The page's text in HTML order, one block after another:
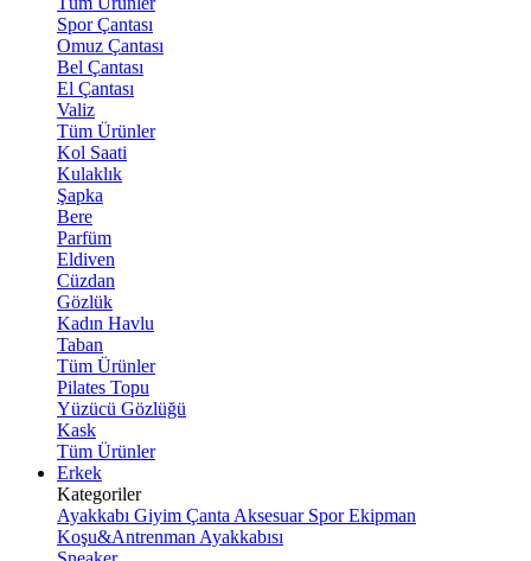
Spor Çantası
Omuz Çantası
Bel Çantası
El Çantası
Valiz
Tüm Ürünler
Kol Saati
Kulaklık
Şapka
Bere
Parfüm
Eldiven
Cüzdan
Gözlük
Kadın Havlu
Taban
Tüm Ürünler
Pilates Topu
Yüzücü Gözlüğü
Kask
Tüm Ürünler
Erkek
Kategoriler
Ayakkabı Giyim Çanta Aksesuar Spor Ekipman
Koşu&Antrenman Ayakkabısı